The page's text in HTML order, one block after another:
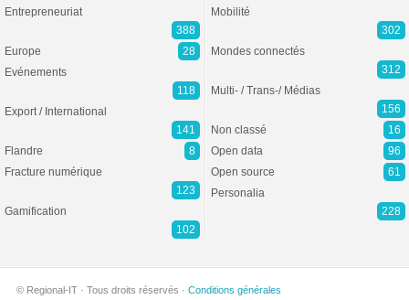
Entrepreneuriat
388
Europe
28
Evénements
118
Export / International
141
Flandre
8
Fracture numérique
123
Gamification
102
Mobilité
302
Mondes connectés
312
Multi- / Trans-/ Médias
156
Non classé
16
Open data
96
Open source
61
Personalia
228
© Regional-IT · Tous droits réservés · Conditions générales